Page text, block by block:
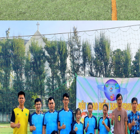
TUYỂN DỤNG
CHĂM SÓC KHÁCH HÀNG
Chính sách đổi trả
Liên hệ